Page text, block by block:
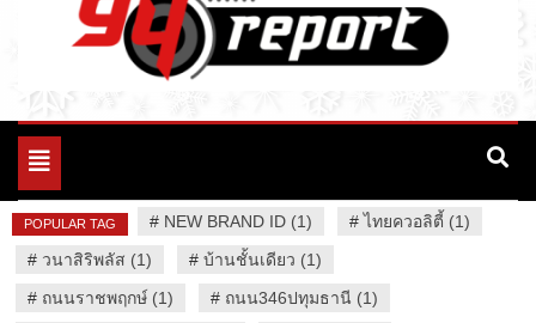
94 Report.com
Variety News
Toggle
POPULAR TAG # NEW BRAND ID (1) #ไทยควอลิตี้ (1)
# วนาสิริพลัส (1) # บ้านชั้นเดียว (1)
# ถนนราชพฤกษ์ (1) # ถนน346ปทุมธานี (1)